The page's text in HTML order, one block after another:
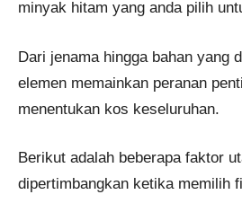
minyak hitam yang anda pilih
Dari jenama hingga bahan yang
elemen memainkan peranan
menentukan kos keseluruhan.
Berikut adalah beberapa faktor
dipertimbangkan ketika memilih